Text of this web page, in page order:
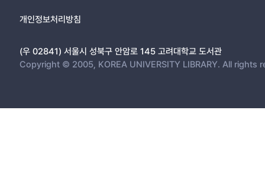
개인정보처리방침
(우 02841) 서울시 성북구 안암로 145 고려대학교 도서관
Copyright © 2005, KOREA UNIVERSITY LIBRARY. All rights